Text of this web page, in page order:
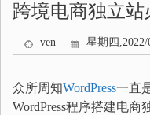
跨境电商独立站
ven 星期四,2022/
众所周知WordPress一直
WordPress程序搭建电